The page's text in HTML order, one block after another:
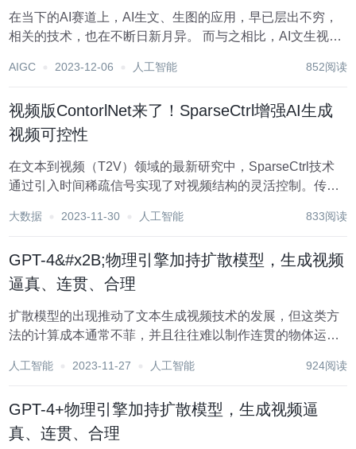
在当下的AI赛道上，AI生文、生图的应用，早已层出不穷，
相关的技术，也在不断日新月异。 而与之相比，AI文生视
短，这一系列缺陷，让AI生成的视频只能停留在“图一乐”的层
AIGC 2023-12-06 人工智能 852阅读
视频版ContorlNet来了！SparseCtrl增强AI生成
视频可控性
在文本到视频（T2V）领域的最新研究中，SparseCtrl技术
通过引入时间稀疏信号实现了对视频结构的灵活控制。传统
帧组合。 为了提高可控性，SparseCtrl采用了密集结构信
大数据 2023-11-30 人工智能 833阅读
GPT-4&#x2B;物理引擎加持扩散模型，生成视频
逼真、连贯、合理
扩散模型的出现推动了文本生成视频技术的发展，但这类方
法的计算成本通常不菲，并且往往难以制作连贯的物体运动
究院、中国科学院大学和 VIVO AI Lab 的研究者联合提出了
人工智能 2023-11-27 人工智能 924阅读
GPT-4+物理引擎加持扩散模型，生成视频逼
真、连贯、合理